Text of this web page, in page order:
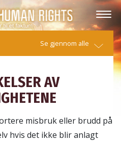
Se gjennom alle
AV
misbruk eller brudd på
hvis det ikke blir anlagt